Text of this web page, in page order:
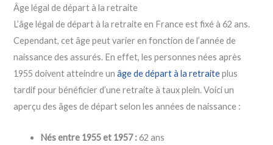
Âge légal de départ à la retraite
L’âge légal de départ à la retraite en France est fixé à 62 ans.
Cependant, cet âge peut varier en fonction de l’année de
naissance des assurés. En effet, les personnes nées après
1955 doivent atteindre unâge de départ à la retraiteplus
tardif pour bénéficier d’une retraite à taux plein. Voici un
aperçu des âges de départ selon les années de naissance :
Nés entre 1955 et 1957 :62 ans